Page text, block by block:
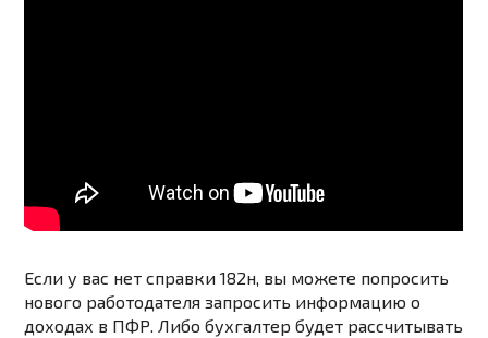
Если у вас нет справки 182н, вы можете попросить
нового работодателя запросить информацию о
доходах в ПФР. Либо бухгалтер будет рассчитывать